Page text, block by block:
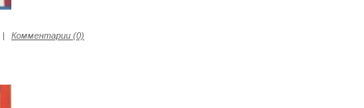
| Комментарии (0)